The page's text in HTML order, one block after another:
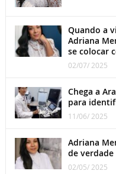
Quando a
Adriana
se colocar
02/07/ 2025
Chega a
para
11/06/ 2025
Adriana
de verdade
02/05/ 2025